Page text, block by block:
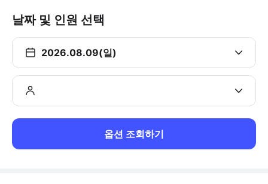
날짜 및 인원 선택
2026.08.09(일)
옵션 조회하기